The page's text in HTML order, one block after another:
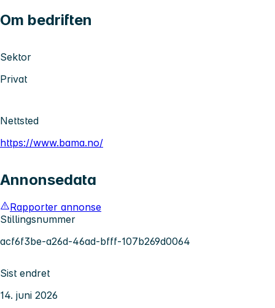
Om bedriften
Sektor
Privat
Nettsted
https://www.bama.no/
Annonsedata
Rapporter annonse
Stillingsnummer
acf6f3be-a26d-46ad-bfff-107b269d0064
Sist endret
14. juni 2026